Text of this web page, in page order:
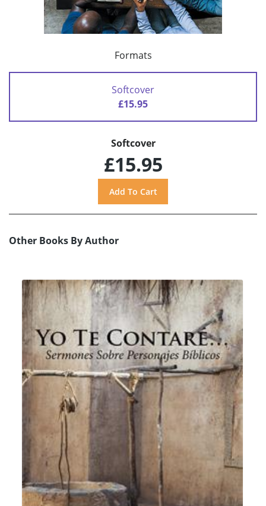
Formats
Softcover
£15.95
Softcover
£15.95
Other Books By Author